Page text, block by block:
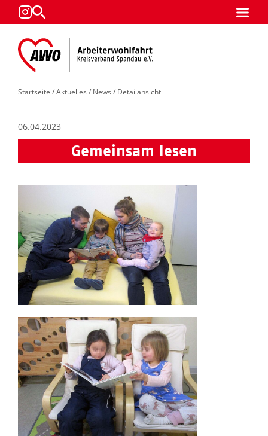
Startseite /Aktuelles / News / Detailansicht
06.04.2023
Gemeinsam lesen